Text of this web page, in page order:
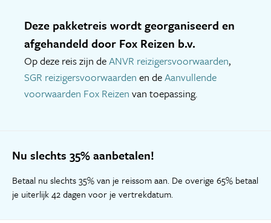
Deze pakketreis wordt georganiseerd en
afgehandeld door Fox Reizen b.v.
Op deze reis zijn deANVR reizigersvoorwaarden,
SGR reizigersvoorwaarden en deAanvullende
voorwaarden Fox Reizen van toepassing.
Nu slechts 35% aanbetalen!
Betaal nu slechts 35% van je reissom aan. De overige 65% betaal
je uiterlijk 42 dagen voor je vertrekdatum.